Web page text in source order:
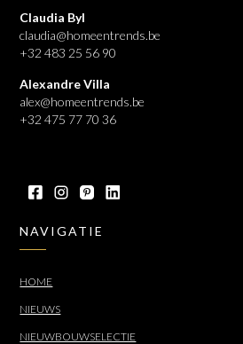
Claudia Byl
claudia@homeentrends.be
+32 483 25 56 90
Alexandre Villa
alex@homeentrends.be
+32 475 77 70 36
NAVIGATIE
HOME
NIEUWS
NIEUWBOUWSELECTIE